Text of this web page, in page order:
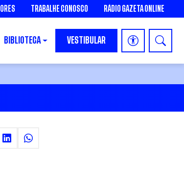
TRABALHE CONOSCO RÁDIO GAZETA ONLINE
BIBLIOTECA VESTIBULAR